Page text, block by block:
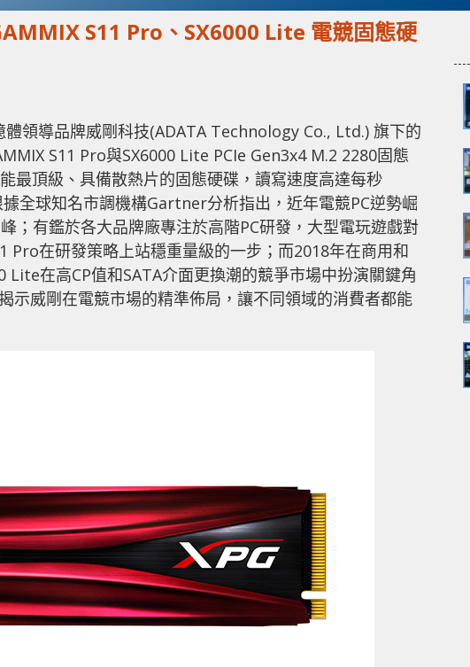
S11 Pro、SX6000 Lite 電競固態硬
領導品牌威剛科技(ADATA Technology Co., Ltd.) 旗下的
S11 Pro與SX6000 Lite PCIe Gen3x4 M.2 2280固態
最頂級、具備散熱片的固態硬碟，讀寫速度高達每秒
全球知名市調機構Gartner分析指出，近年電競PC逆勢崛
；有鑑於各大品牌廠專注於高階PC研發，大型電玩遊戲對
Pro在研發策略上站穩重量級的一步；而2018年在商用和
Lite在高CP值和SATA介面更換潮的競爭市場中扮演關鍵角
示威剛在電競市場的精準佈局，讓不同領域的消費者都能